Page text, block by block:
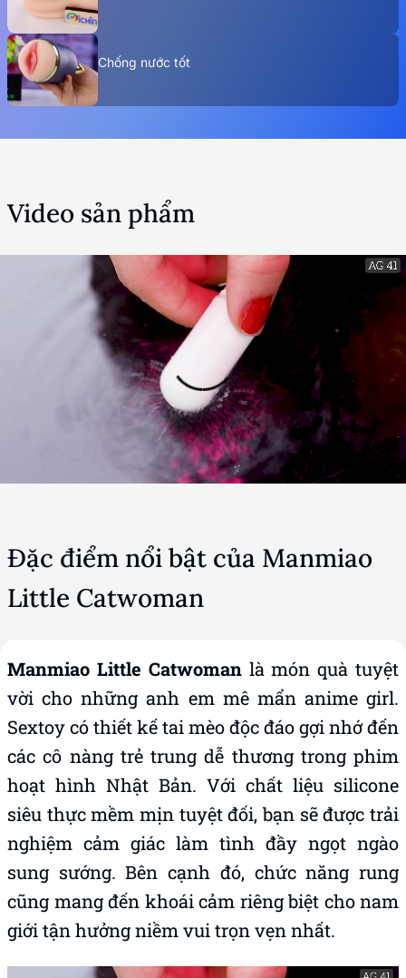
Chống nước tốt
Video sản phẩm
Đặc điểm nổi bật của Manmiao
Little Catwoman
Manmiao Little Catwomanlà món quà tuyệt
vời cho những anh em mê mẩn anime girl.
Sextoy có thiết kế tai mèo độc đáo gợi nhớ đến
các cô nàng trẻ trung dễ thương trong phim
hoạt hình Nhật Bản. Với chất liệu silicone
siêu thực mềm mịn tuyệt đối, bạn sẽ được trải
nghiệm cảm giác làm tình đầy ngọt ngào
sung sướng. Bên cạnh đó, chức năng rung
cũng mang đến khoái cảm riêng biệt cho nam
giới tận hưởng niềm vui trọn vẹn nhất.